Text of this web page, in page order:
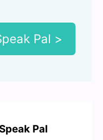
Pal >
Pal